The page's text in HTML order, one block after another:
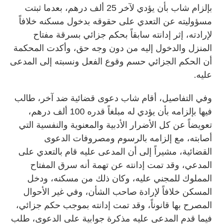
بإلزام شاب بأن يؤدي لآخر 25 ألف درهم، بعدما ثبتت
مسؤوليته عن التعدي على حقوقه بدخول مسكنه خلافاً
لإرادته، إثر إدانته سابقاً بحكم جزائي بسرقة مفتاح
المنزل والدخول إليه من دون وجه حق، وأكدت المحكمة
أن الحكم الجزائي حسم وقوع الفعل ونسبته إلى المدعى
عليه.
وفي التفاصيل، أقام شاب دعوى قضائية ضد آخر، طالب
فيها بإلزامه بأن يؤدي له مبلغاً قدره 100 ألف درهم،
تعويضاً عن كل الأضرار الأدبية والمعنوية والنفسية التي
أصابته، مع إلزامه بالرسوم ومصروفات الدعوى
القضائية، مشيراً إلى أن المدعى عليه قام بالتعدي على
المدعي، وقد تمت إدانته عن تهمة أنه سرق المفتاح
المملوك للمجني عليه، وكان ذلك من مسكنه، ودخل
المسكن خلافاً لإرادة صاحب الشأن، وفي غير الأحوال
المصرح بها قانوناً، وقد تمت إدانته بموجب حكم جزائي،
فيما قدم المدعى عليه مذكرة جوابية على الدعوى، طلب